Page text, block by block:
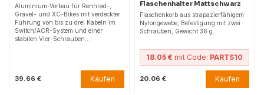
Aluminium-Vorbau für Rennrad-,
Gravel- und XC-Bikes mit verdeckter
Führung von bis zu drei Kabeln im
Switch/ACR-System und einer
stabilen Vier-Schrauben…
39.66 € Kaufen
Flaschenhalter Mattschwarz
Flaschenkorb aus strapazierfähigem
Nylongewebe, Befestigung mit zwei
Schrauben, Gewicht 36 g.
18.05 € mit Code: PARTS10
20.06 € Kaufen